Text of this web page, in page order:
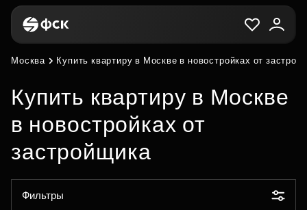
Москва Купить квартиру в Москве в новостройках от
Купить квартиру в Москве
в новостройках от
застройщика
Фильтры